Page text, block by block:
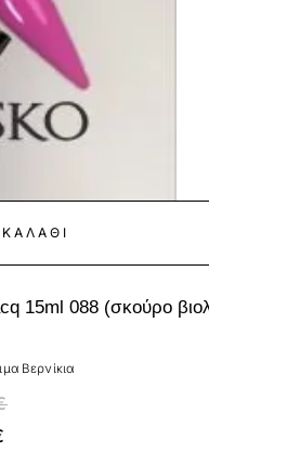
15ml 088 (σκούρο βιολετί)
Βερνίκια